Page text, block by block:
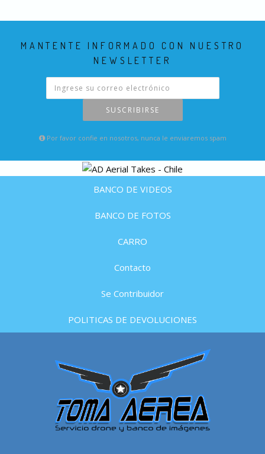
MANTENTE INFORMADO CON NUESTRO
NEWSLETTER
SUSCRIBIRSE
Por favor confie en nosotros, nunca le enviaremos spam
BANCO DE VIDEOS
BANCO DE FOTOS
CARRO
Contacto
Se Contribuidor
POLITICAS DE DEVOLUCIONES